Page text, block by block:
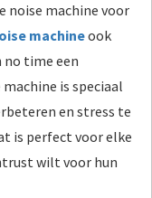
noise machine voor
machineook
no time een
is speciaal
en stress te
is perfect voor elke
wilt voor hun